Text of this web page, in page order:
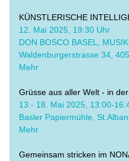
KÜNSTLERISCHE
​12. Mai 2025, 19:30 Uhr
DON BOSCO BASEL,
Waldenburgerstrasse 34,
Mehr
Grüsse aus aller Welt - in
​13 - 18. Mai 2025, 13:00-
Basler Papiermühle,
Mehr
Gemeinsam stricken im